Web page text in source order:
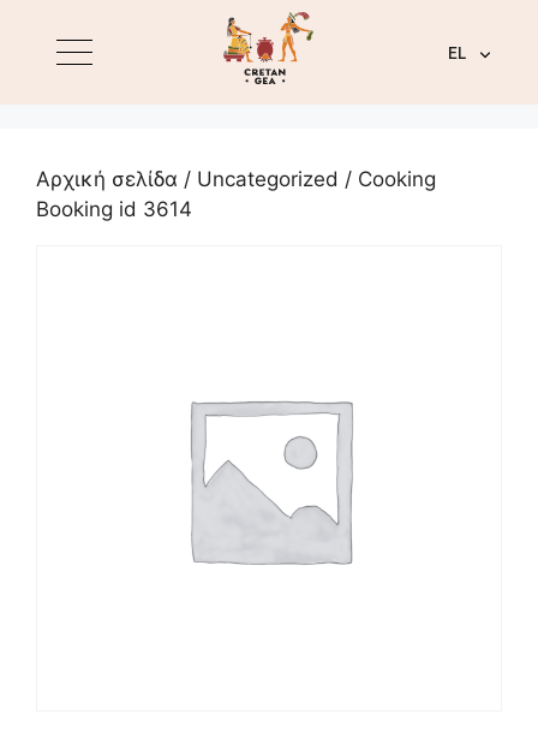
EL
Αρχική σελίδα / Uncategorized / Cooking
Booking id 3614